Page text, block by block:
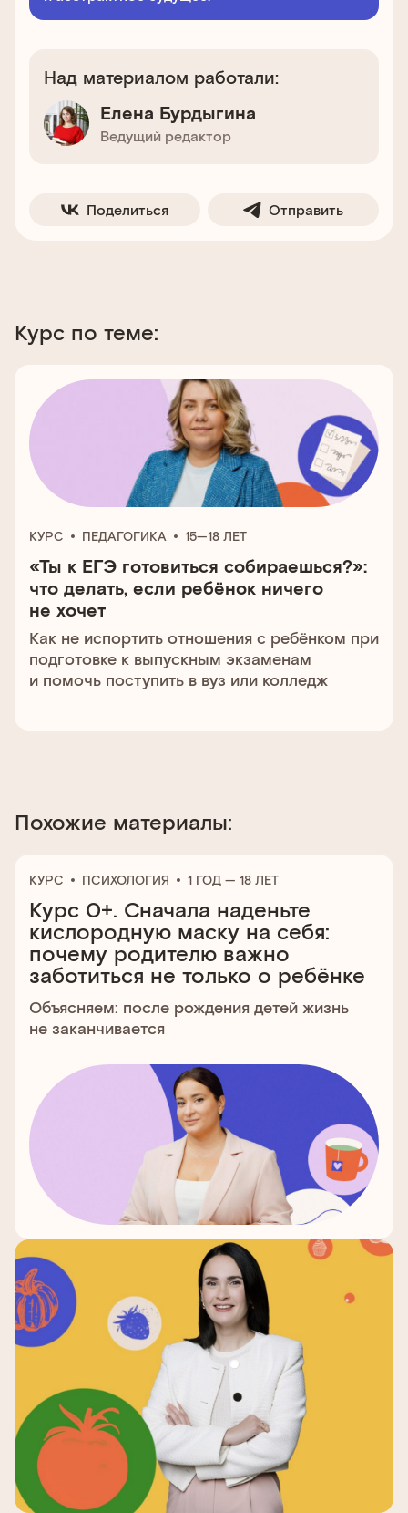
Над материалом работали:
Елена Бурдыгина
Ведущий редактор
Поделиться Отправить
Курс по теме:
КУРС ПЕДАГОГИКА 15—18 ЛЕТ
«Ты к ЕГЭ готовиться собираешься?»:
что делать, если ребёнок ничего
не хочет
Как не испортить отношения с ребёнком при
подготовке к выпускным экзаменам
и помочь поступить в вуз или колледж
Похожие материалы:
КУРС ПСИХОЛОГИЯ 1 ГОД — 18 ЛЕТ
Курс 0+. Сначала наденьте
кислородную маску на себя:
почему родителю важно
заботиться не только о ребёнке
Объясняем: после рождения детей жизнь
не заканчивается